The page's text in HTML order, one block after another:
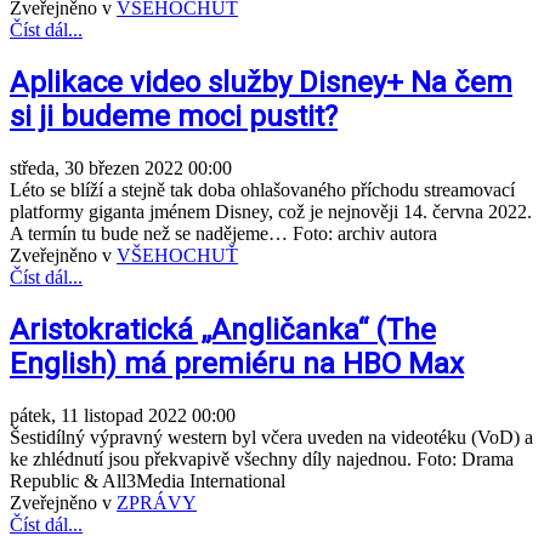
Zveřejněno v VŠEHOCHUŤ
Číst dál...
Aplikace video služby Disney+ Na čem
si ji budeme moci pustit?
středa, 30 březen 2022 00:00
Léto se blíží a stejně tak doba ohlašovaného příchodu streamovací
platformy giganta jménem Disney, což je nejnověji 14. června 2022.
A termín tu bude než se nadějeme… Foto: archiv autora
Zveřejněno v VŠEHOCHUŤ
Číst dál...
Aristokratická „Angličanka“ (The
English) má premiéru na HBO Max
pátek, 11 listopad 2022 00:00
Šestidílný výpravný western byl včera uveden na videotéku (VoD) a
ke zhlédnutí jsou překvapivě všechny díly najednou. Foto: Drama
Republic & All3Media International
Zveřejněno v ZPRÁVY
Číst dál...